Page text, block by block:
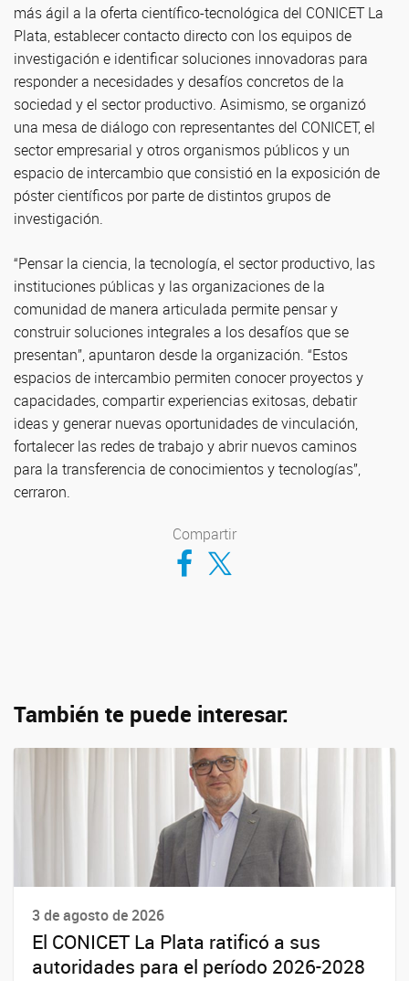
más ágil a la oferta científico-tecnológica del CONICET La
Plata, establecer contacto directo con los equipos de
investigación e identificar soluciones innovadoras para
responder a necesidades y desafíos concretos de la
sociedad y el sector productivo. Asimismo, se organizó
una mesa de diálogo con representantes del CONICET, el
sector empresarial y otros organismos públicos y un
espacio de intercambio que consistió en la exposición de
póster científicos por parte de distintos grupos de
investigación.
“Pensar la ciencia, la tecnología, el sector productivo, las
instituciones públicas y las organizaciones de la
comunidad de manera articulada permite pensar y
construir soluciones integrales a los desafíos que se
presentan”, apuntaron desde la organización. “Estos
espacios de intercambio permiten conocer proyectos y
capacidades, compartir experiencias exitosas, debatir
ideas y generar nuevas oportunidades de vinculación,
fortalecer las redes de trabajo y abrir nuevos caminos
para la transferencia de conocimientos y tecnologías”,
cerraron.
Compartir
Compartir en Facebook
Compartir en Twitter
También te puede interesar:
3 de agosto de 2026
El CONICET La Plata ratificó a sus
autoridades para el período 2026-2028